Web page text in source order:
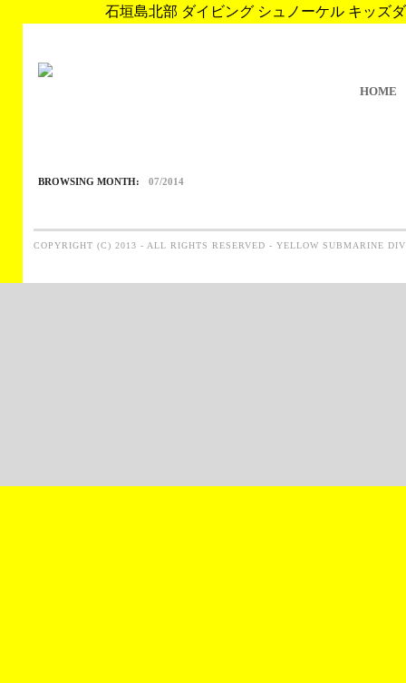
石垣島北部 ダイビング シュノーケル キッズ
HOME
BROWSING MONTH: 07/2014
COPYRIGHT (C) 2013 - ALL RIGHTS RESERVED - YELLOW SUBMARINE